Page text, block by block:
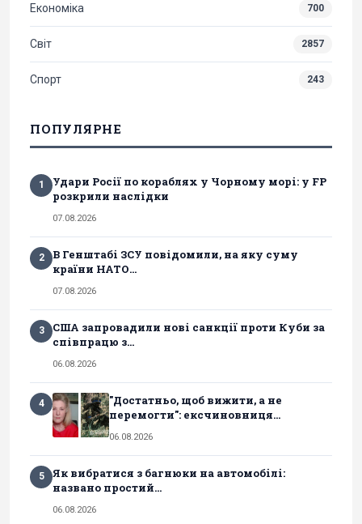
Економіка 700
Світ 2857
Спорт 243
ПОПУЛЯРНЕ
1
Удари Росії по кораблях у Чорному морі: у FP
розкрили наслідки
07.08.2026
2
В Генштабі ЗСУ повідомили, на яку суму
країни НАТО...
07.08.2026
3
США запровадили нові санкції проти Куби за
співпрацю з...
06.08.2026
4
"Достатньо, щоб вижити, а не
перемогти": ексчиновниця...
06.08.2026
5
Як вибратися з багнюки на автомобілі:
названо простий...
06.08.2026